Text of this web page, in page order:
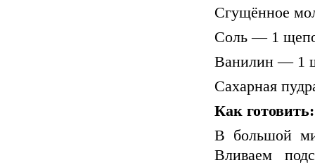
Сгущённое
Соль — 1
Ванилин — 1
Сахарная
Как готовить:
В большой
Вливаем